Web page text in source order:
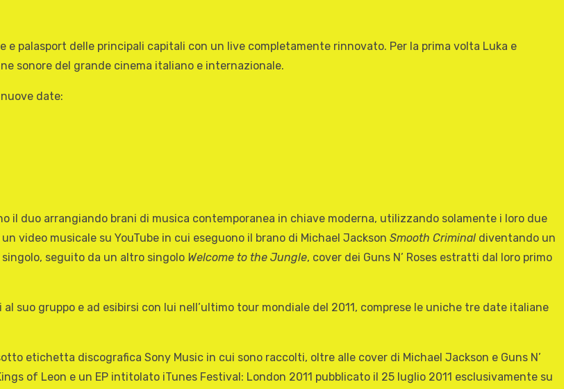
e palasport delle principali capitali con un live completamente rinnovato. Per la prima volta Luka e
sonore del grande cinema italiano e internazionale.
date:
il duo arrangiando brani di musica contemporanea in chiave moderna, utilizzando solamente i loro due
video musicale su YouTube in cui eseguono il brano di Michael Jackson Smooth Criminal diventando un
singolo, seguito da un altro singolo Welcome to the Jungle, cover dei Guns N’ Roses estratti dal loro primo
suo gruppo e ad esibirsi con lui nell’ultimo tour mondiale del 2011, comprese le uniche tre date italiane
etichetta discografica Sony Music in cui sono raccolti, oltre alle cover di Michael Jackson e Guns N’
of Leon e un EP intitolato iTunes Festival: London 2011 pubblicato il 25 luglio 2011 esclusivamente su